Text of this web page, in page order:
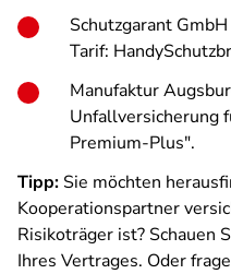
Schutzgarant
Tarif:
Manufaktur
Unfallversicherung
Premium-Plus".
Tipp: Sie möchten
Kooperationspartner
Risikoträger ist? Schauen
Ihres Vertrages. Oder